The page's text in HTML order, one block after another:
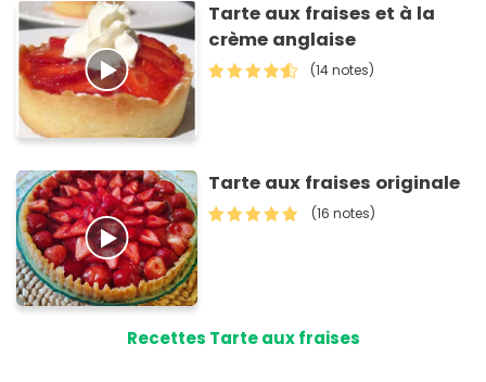
Tarte aux fraises et à la
crème anglaise
(14 notes)
Tarte aux fraises originale
(16 notes)
Recettes Tarte aux fraises